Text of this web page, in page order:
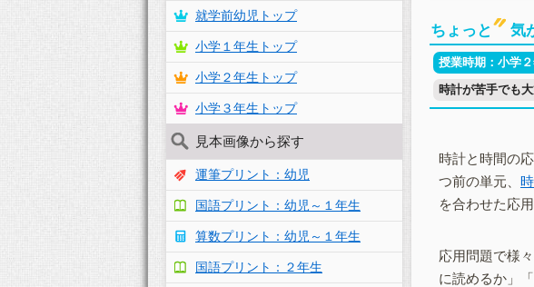
ちょっと 気
授業時期：小学
時計が苦手でも
時計と時間の
つ前の単元、
を合わせた応
応用問題で様
に読めるか」
就学前幼児トップ
小学１年生トップ
小学２年生トップ
小学３年生トップ
見本画像から探す
運筆プリント：幼児
国語プリント：幼児～１年生
算数プリント：幼児～１年生
国語プリント：２年生